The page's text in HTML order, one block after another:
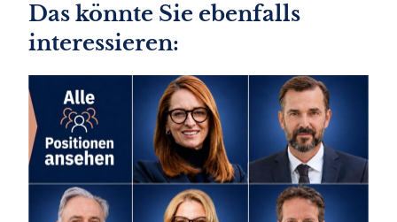
Das könnte Sie ebenfalls
interessieren: